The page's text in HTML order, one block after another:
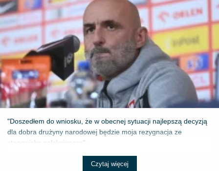
"Doszedłem do wniosku, że w obecnej sytuacji najlepszą decyzją
dla dobra drużyny narodowej będzie moja rezygnacja ze
stanowiska selekcjonera" - ...
Czytaj więcej